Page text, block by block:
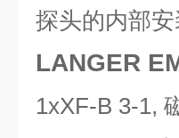
探头的内部
LANGER
1xXF-B 3-1,